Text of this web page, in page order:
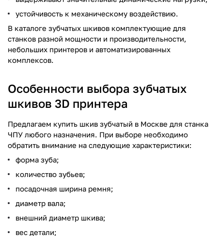
устойчивость к механическому воздействию.
В каталоге зубчатых шкивов комплектующие для
станков разной мощности и производительности,
небольших принтеров и автоматизированных
комплексов.
Особенности выбора зубчатых
шкивов 3D принтера
Предлагаем купить шкив зубчатый в Москве для станка
ЧПУ любого назначения. При выборе необходимо
обратить внимание на следующие характеристики:
форма зуба;
количество зубьев;
посадочная ширина ремня;
диаметр вала;
внешний диаметр шкива;
вес детали;